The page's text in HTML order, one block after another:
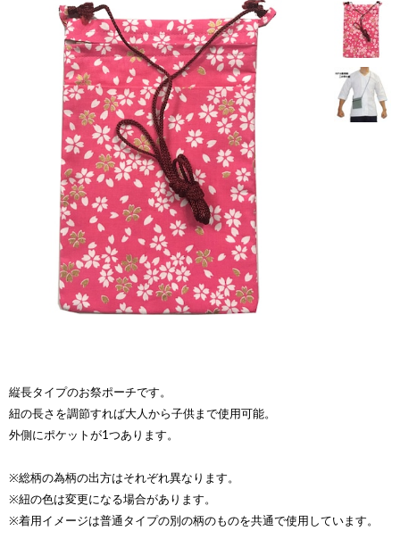
縦長タイプのお祭ポーチです。
紐の長さを調節すれば大人から子供まで使用可能。
外側にポケットが1つあります。
※総柄の為柄の出方はそれぞれ異なります。
※紐の色は変更になる場合があります。
※着用イメージは普通タイプの別の柄のものを共通で使用しています。